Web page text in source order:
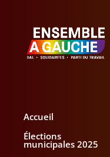
Accueil
Élections
municipales 2025